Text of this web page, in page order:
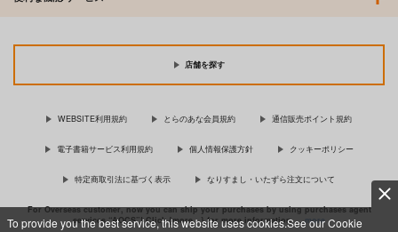
To provide you the best service, this website uses cookies.See our Cookie
店舗を探す
WEBSITE利用規約 とらのあな会員規約 通信販売ポイント規約
電子書籍サービス利用規約 個人情報保護方針 クッキーポリシー
特定商取引法に基づく表示 なりすまし・いたずら注文について
For Overseas customer, now you can ship your purchases by using purchases agent
services “AOCS”! Click {more…} for more information …more